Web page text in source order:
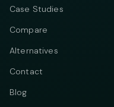
Case Studies
Compare
Alternatives
Contact
Blog